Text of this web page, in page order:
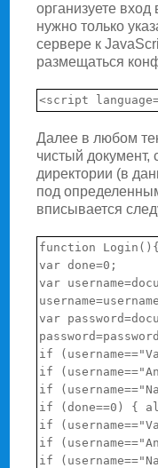
организуете
нужно только
сервере к
размещаться
Далее в любом
чистый документ,
директории (в
под
вписывается
function Login(){
var done=0;
var
var
if
if
if
if (done==0) {
if
if
if